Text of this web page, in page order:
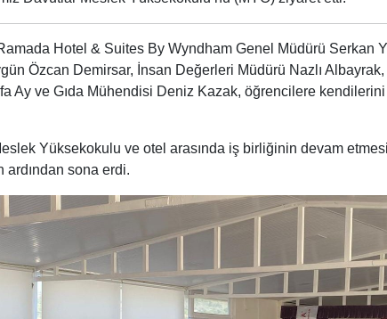
Hotel & Suites By Wyndham Genel Müdürü Serkan
Özcan Demirsar, İnsan Değerleri Müdürü Nazlı
Ay ve Gıda Mühendisi Deniz Kazak, öğrencilere kendilerini
Yüksekokulu ve otel arasında iş birliğinin devam
ardından sona erdi.